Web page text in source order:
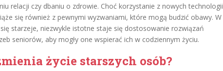
relacji czy dbaniu o zdrowie. Choć korzystanie z nowych technologii
się również z pewnymi wyzwaniami, które mogą budzić obawy. W
starzeje, niezwykle istotne staje się dostosowanie rozwiązań
seniorów, aby mogły one wspierać ich w codziennym życiu.
życie starszych osób?